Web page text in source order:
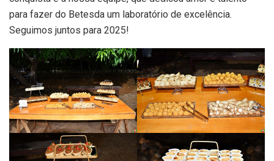
para fazer do Betesda um laboratório de excelência.
Seguimos juntos para 2025!